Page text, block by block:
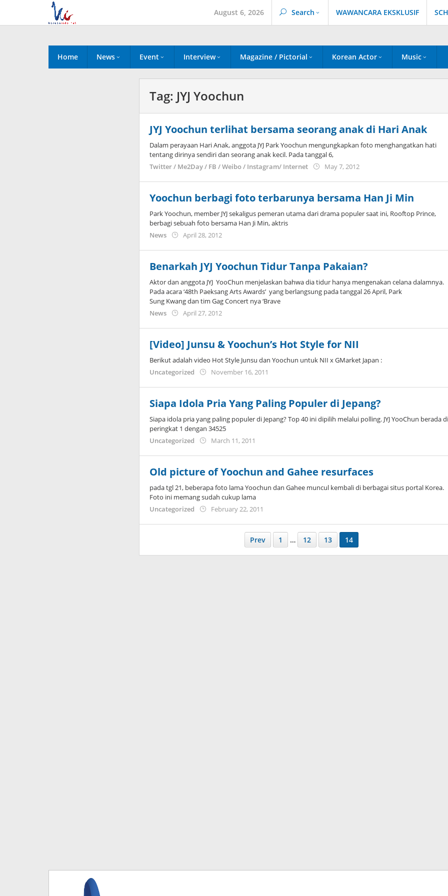
content
August 6, 2026 Search WAWANCARA EKSKLUSIF
Home News Event Interview Magazine / Pictorial Korean Actor Music
Tag: JYJ Yoochun
JYJ Yoochun terlihat bersama seorang anak di Hari Anak
Dalam perayaan Hari Anak, anggota JYJ Park Yoochun mengungkapkan foto menghangatkan hati
tentang dirinya sendiri dan seorang anak kecil. Pada tanggal 6,
Twitter / Me2Day / FB / Weibo / Instagram/ Internet
May 7, 2012by
Yoochun berbagi foto terbarunya bersama Han Ji Min
Park Yoochun, member JYJ sekaligus pemeran utama dari drama populer saat ini, Rooftop Prince,
berbagi sebuah foto bersama Han Ji Min, aktris
News
April 28, 2012by
Benarkah JYJ Yoochun Tidur Tanpa Pakaian?
Aktor dan anggota JYJ YooChun menjelaskan bahwa dia tidur hanya mengenakan celana dalamnya.
Pada acara ‘48th Paeksang Arts Awards’ yang berlangsung pada tanggal 26 April, Park
Sung Kwang dan tim Gag Concert nya ‘Brave
News
April 27, 2012by
[Video] Junsu & Yoochun’s Hot Style for NII
Berikut adalah video Hot Style Junsu dan Yoochun untuk NII x GMarket Japan :
Uncategorized
November 16, 2011
Siapa Idola Pria Yang Paling Populer di Jepang?
Siapa idola pria yang paling populer di Jepang? Top 40 ini dipilih melalui polling. JYJ YooChun berada
peringkat 1 dengan 34525
Uncategorized
March 11, 2011
Old picture of Yoochun and Gahee resurfaces
pada tgl 21, beberapa foto lama Yoochun dan Gahee muncul kembali di berbagai situs portal Korea.
Foto ini memang sudah cukup lama
Uncategorized
February 22, 2011
Prev 1 … 12 13 14